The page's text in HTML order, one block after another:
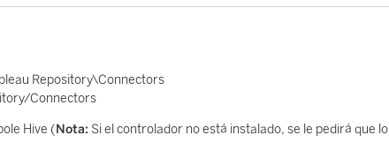
Repository\Connectors
Connectors
Hive (Nota: Si el controlador no está instalado, se le pedirá que lo